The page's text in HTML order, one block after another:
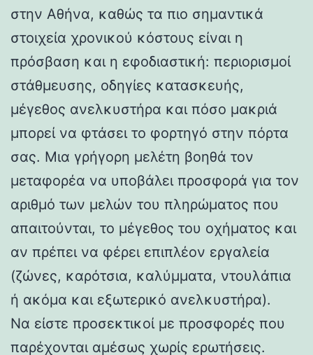
στην Αθήνα, καθώς τα πιο σημαντικά
στοιχεία χρονικού κόστους είναι η
πρόσβαση και η εφοδιαστική: περιορισμοί
στάθμευσης, οδηγίες κατασκευής,
μέγεθος ανελκυστήρα και πόσο μακριά
μπορεί να φτάσει το φορτηγό στην πόρτα
σας. Μια γρήγορη μελέτη βοηθά τον
μεταφορέα να υποβάλει προσφορά για τον
αριθμό των μελών του πληρώματος που
απαιτούνται, το μέγεθος του οχήματος και
αν πρέπει να φέρει επιπλέον εργαλεία
(ζώνες, καρότσια, καλύμματα, ντουλάπια
ή ακόμα και εξωτερικό ανελκυστήρα).
Να είστε προσεκτικοί με προσφορές που
παρέχονται αμέσως χωρίς ερωτήσεις.